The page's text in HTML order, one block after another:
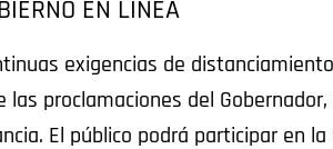
EN LÍNEA
exigencias de
las proclamaciones del
El público podrá participar en